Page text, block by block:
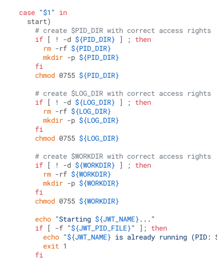
case "$1 " in
   start)
# create $PID_DIR with correct access rights
if [ ! -d ${PID_DIR} ] ; then
rm -rf ${PID_DIR}
mkdir -p ${PID_DIR}
fi
chmod 0755 ${PID_DIR}
# create $LOG_DIR with correct access rights
if [ ! -d ${LOG_DIR} ] ; then
rm -rf ${LOG_DIR}
mkdir -p ${LOG_DIR}
fi
chmod 0755 ${LOG_DIR}
# create $WORKDIR with correct access rights
if [ ! -d ${WORKDIR} ] ; then
rm -rf ${WORKDIR}
mkdir -p ${WORKDIR}
fi
chmod 0755 ${WORKDIR}
echo "Starting ${JWT_NAME} ..."
if [ -f "${JWT_PID_FILE}" ]; then
echo "${JWT_NAME} is already running (PID:
exit 1
fi